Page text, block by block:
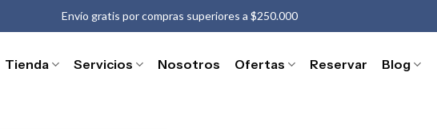
Envío gratis por compras superiores a $250.000
Tienda Servicios Nosotros Ofertas Reservar Blog